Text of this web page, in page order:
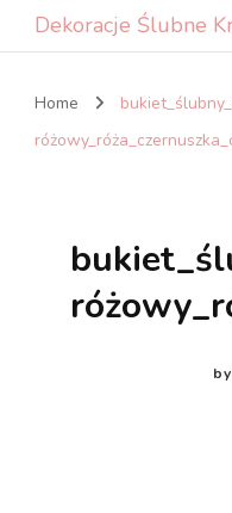
Dekoracje Ślubne
Home
by